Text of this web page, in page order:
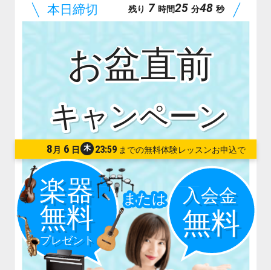
お盆直前
8 月 6 日 木23:59
残り 7 時間25 分47 秒